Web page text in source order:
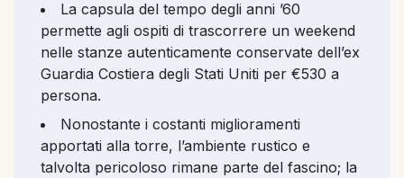
La capsula del tempo degli anni ’60
permette agli ospiti di trascorrere un weekend
nelle stanze autenticamente conservate dell’ex
Guardia Costiera degli Stati Uniti per €530 a
persona.
Nonostante i costanti miglioramenti
apportati alla torre, l’ambiente rustico e
talvolta pericoloso rimane parte del fascino; la